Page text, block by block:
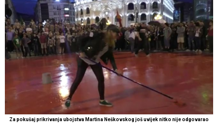
Za pokušaj prikrivanja ubojstva Martina Neškovskog još uvijek nitko nije odgovarao